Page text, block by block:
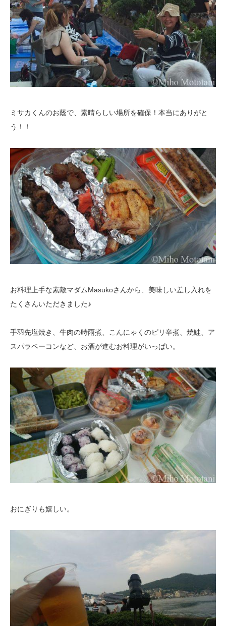
ミサカくんのお蔭で、素晴らしい場所を確保！本当にありがと
う！！
お料理上手な素敵マダムMasukoさんから、美味しい差し入れを
たくさんいただきました♪
手羽先塩焼き、牛肉の時雨煮、こんにゃくのピリ辛煮、焼鮭、ア
スパラベーコンなど、お酒が進むお料理がいっぱい。
おにぎりも嬉しい。